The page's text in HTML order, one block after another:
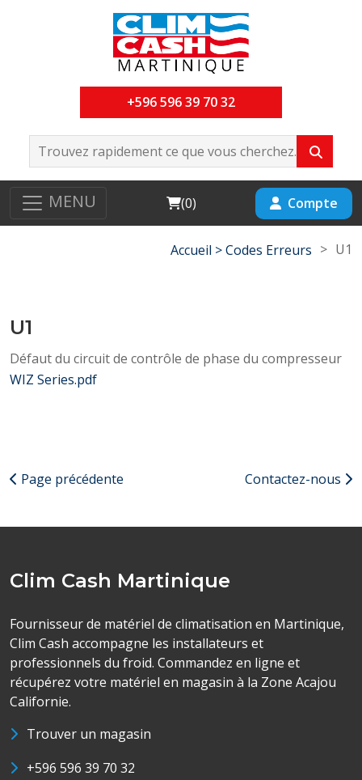
+596 596 39 70 32
MENU Cart
(0) Compte
Accueil >Codes Erreurs > U1
U1
Défaut du circuit de contrôle de phase du compresseur
WIZ Series.pdf
Page précédente Contactez-nous
Clim Cash Martinique
Fournisseur de matériel de climatisation en Martinique,
Clim Cash accompagne les installateurs et
professionnels du froid. Commandez en ligne et
récupérez votre matériel en magasin à la Zone Acajou
Californie.
Trouver un magasin
+596 596 39 70 32